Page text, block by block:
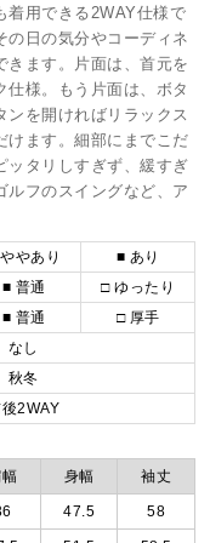
着用できる2WAY仕様で
の日の気分やコーディネ
きます。片面は、首元を
様。もう片面は、ボタ
ンを開ければリラックス
けます。細部にまでこだ
ッタリしすぎず、緩すぎ
ルフのスイングなど、ア
やあり
■ あり
■ 普通
□ ゆったり
■ 普通
□ 厚手
なし
秋冬
2WAY
幅 身幅 袖丈
47.5 58